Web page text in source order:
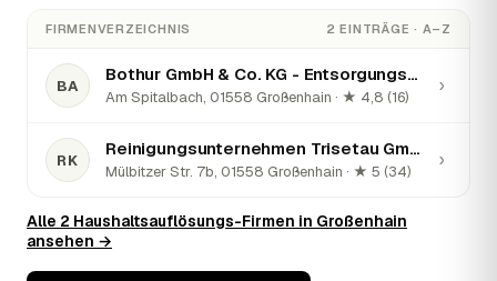
FIRMENVERZEICHNIS 2 EINTRÄGE · A–Z
BA
Bothur GmbH & Co. KG - Entsorgungsanlage Adelsdorf
Am Spitalbach, 01558 Großenhain · ★ 4,8 (16)
›
RK
Reinigungsunternehmen Trisetau GmbH & Co. KG
Mülbitzer Str. 7b, 01558 Großenhain · ★ 5 (34)
›
Alle 2 Haushaltsauflösungs-Firmen in Großenhain
ansehen →